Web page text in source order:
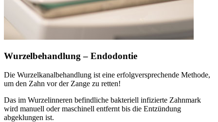
Wurzelbehandlung – Endodontie
Die Wurzelkanalbehandlung ist eine erfolgversprechende Methode,
um den Zahn vor der Zange zu retten!
Das im Wurzelinneren befindliche bakteriell infizierte Zahnmark
wird manuell oder maschinell entfernt bis die Entzündung
abgeklungen ist.